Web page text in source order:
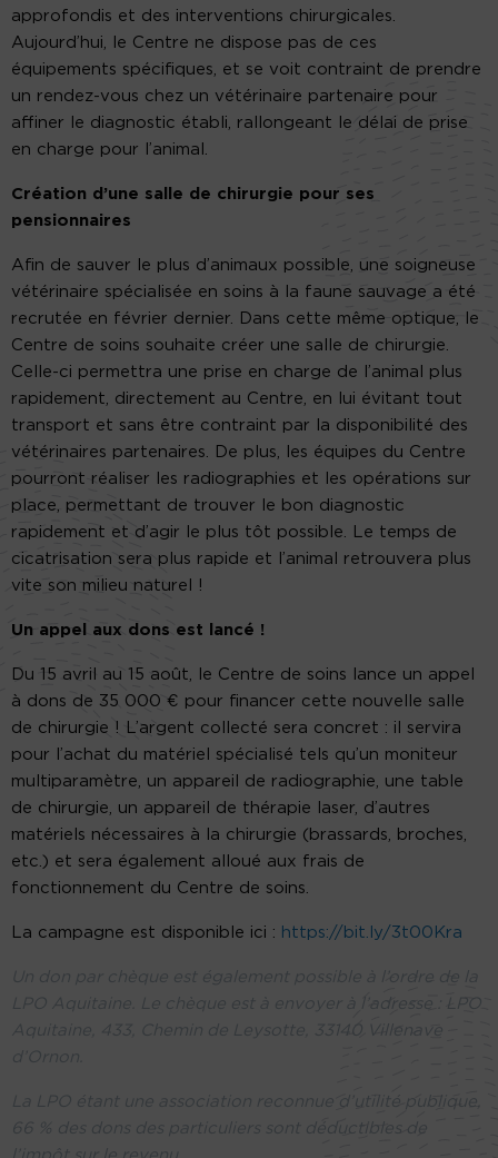
approfondis et des interventions chirurgicales.
Aujourd’hui, le Centre ne dispose pas de ces
équipements spécifiques, et se voit contraint de prendre
un rendez-vous chez un vétérinaire partenaire pour
affiner le diagnostic établi, rallongeant le délai de prise
en charge pour l’animal.
Création d’une salle de chirurgie pour ses
pensionnaires
Afin de sauver le plus d’animaux possible, une soigneuse
vétérinaire spécialisée en soins à la faune sauvage a été
recrutée en février dernier. Dans cette même optique, le
Centre de soins souhaite créer une salle de chirurgie.
Celle-ci permettra une prise en charge de l’animal plus
rapidement, directement au Centre, en lui évitant tout
transport et sans être contraint par la disponibilité des
vétérinaires partenaires. De plus, les équipes du Centre
pourront réaliser les radiographies et les opérations sur
place, permettant de trouver le bon diagnostic
rapidement et d’agir le plus tôt possible. Le temps de
cicatrisation sera plus rapide et l’animal retrouvera plus
vite son milieu naturel !
Un appel aux dons est lancé !
Du 15 avril au 15 août, le Centre de soins lance un appel
à dons de 35 000 € pour financer cette nouvelle salle
de chirurgie ! L’argent collecté sera concret : il servira
pour l’achat du matériel spécialisé tels qu’un moniteur
multiparamètre, un appareil de radiographie, une table
de chirurgie, un appareil de thérapie laser, d’autres
matériels nécessaires à la chirurgie (brassards, broches,
etc.) et sera également alloué aux frais de
fonctionnement du Centre de soins.
La campagne est disponible ici : https://bit.ly/3t00Kra
Un don par chèque est également possible à l’ordre de la
LPO Aquitaine. Le chèque est à envoyer à l’adresse : LPO
Aquitaine, 433, Chemin de Leysotte, 33140 Villenave
d’Ornon.
La LPO étant une association reconnue d’utilité publique,
66 % des dons des particuliers sont déductibles de